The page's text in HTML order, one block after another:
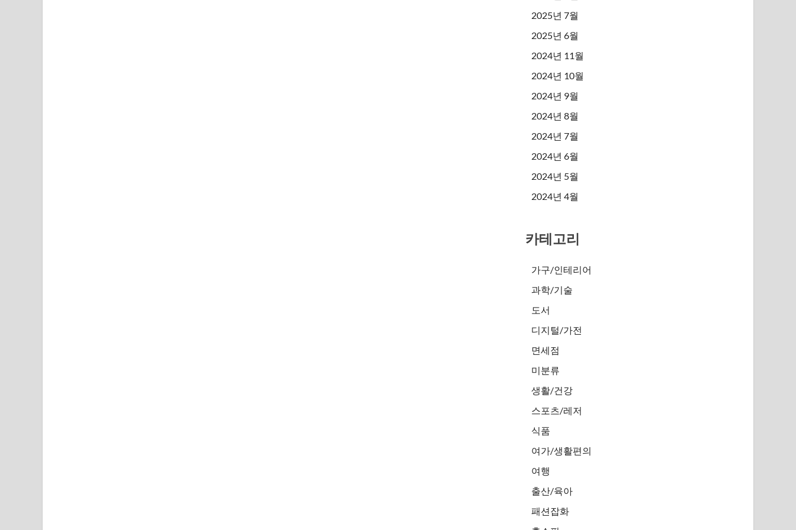
2025년 7월
2025년 6월
2024년 11월
2024년 10월
2024년 9월
2024년 8월
2024년 7월
2024년 6월
2024년 5월
2024년 4월
카테고리
가구/인테리어
과학/기술
도서
디지털/가전
면세점
미분류
생활/건강
스포츠/레저
식품
여가/생활편의
여행
출산/육아
패션잡화